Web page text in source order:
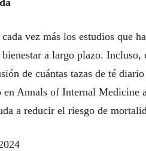
vez más los estudios que
a largo plazo. Incluso,
de cuántas tazas de té
Annals of Internal Medicine
a reducir el riesgo de